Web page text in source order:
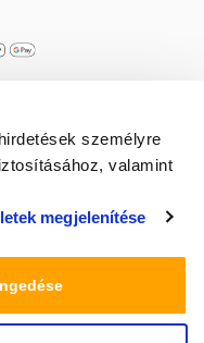
személyre
valamint
megosztjuk az
az Ön által
megjelenítése